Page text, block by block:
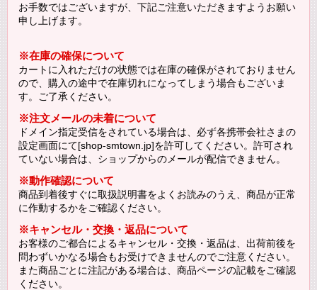
お手数ではございますが、下記ご注意いただきますようお願い
申し上げます。
※在庫の確保について
カートに入れただけの状態では在庫の確保がされておりません
ので、購入の途中で在庫切れになってしまう場合もございま
す。ご了承ください。
※注文メールの未着について
ドメイン指定受信をされている場合は、必ず各携帯会社さまの
設定画面にて[shop-smtown.jp]を許可してください。許可され
ていない場合は、ショップからのメールが配信できません。
※動作確認について
商品到着後すぐに取扱説明書をよくお読みのうえ、商品が正常
に作動するかをご確認ください。
※キャンセル・交換・返品について
お客様のご都合によるキャンセル・交換・返品は、出荷前後を
問わずいかなる場合もお受けできませんのでご注意ください。
また商品ごとに注記がある場合は、商品ページの記載をご確認
ください。